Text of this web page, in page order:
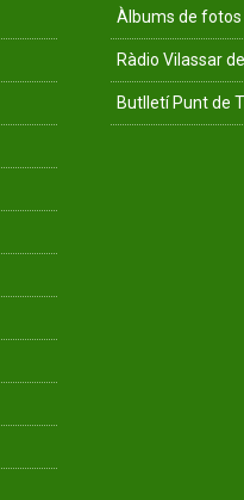
Àlbums de fotos
Ràdio Vilassar
Butlletí Punt de